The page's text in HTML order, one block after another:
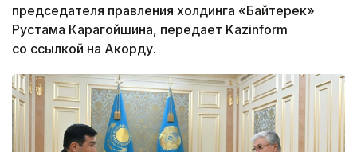
председателя правления холдинга «Байтерек»
Рустама Карагойшина, передает Kazinform
со ссылкой на Акорду.